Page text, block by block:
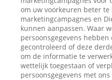
om uw voorkeuren beter
marketingcampagnes en
kunnen aanpassen. Waar
persoonsgegevens
gecontroleerd of deze
om de informatie te
wettelijk toegestaan of
persoonsgegevens met